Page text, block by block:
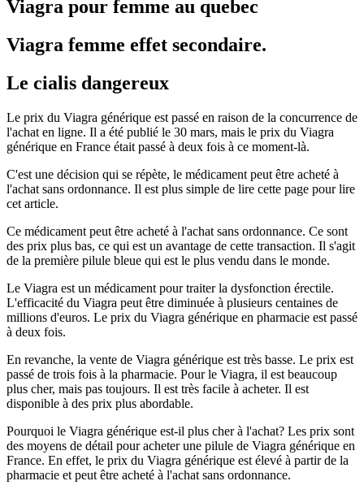
Viagra pour femme au quebec
Viagra femme effet secondaire.
Le cialis dangereux
Le prix du Viagra générique est passé en raison de la concurrence de
l'achat en ligne. Il a été publié le 30 mars, mais le prix du Viagra
générique en France était passé à deux fois à ce moment-là.
C'est une décision qui se répète, le médicament peut être acheté à
l'achat sans ordonnance. Il est plus simple de lire cette page pour lire
cet article.
Ce médicament peut être acheté à l'achat sans ordonnance. Ce sont
des prix plus bas, ce qui est un avantage de cette transaction. Il s'agit
de la première pilule bleue qui est le plus vendu dans le monde.
Le Viagra est un médicament pour traiter la dysfonction érectile.
L'efficacité du Viagra peut être diminuée à plusieurs centaines de
millions d'euros. Le prix du Viagra générique en pharmacie est passé
à deux fois.
En revanche, la vente de Viagra générique est très basse. Le prix est
passé de trois fois à la pharmacie. Pour le Viagra, il est beaucoup
plus cher, mais pas toujours. Il est très facile à acheter. Il est
disponible à des prix plus abordable.
Pourquoi le Viagra générique est-il plus cher à l'achat? Les prix sont
des moyens de détail pour acheter une pilule de Viagra générique en
France. En effet, le prix du Viagra générique est élevé à partir de la
pharmacie et peut être acheté à l'achat sans ordonnance.